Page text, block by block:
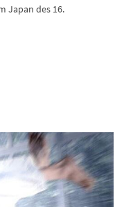
Japan des 16.